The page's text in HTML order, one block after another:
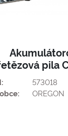
pila
573018
OREGON